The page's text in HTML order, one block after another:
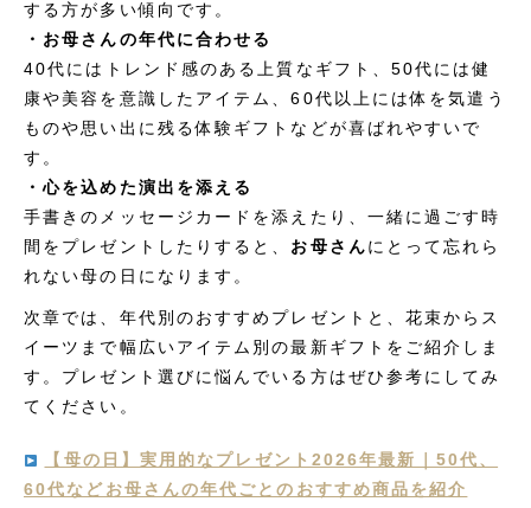
する方が多い傾向です。
・お母さんの年代に合わせる
40代にはトレンド感のある上質なギフト、50代には健
康や美容を意識したアイテム、60代以上には体を気遣う
ものや思い出に残る体験ギフトなどが喜ばれやすいで
す。
・心を込めた演出を添える
手書きのメッセージカードを添えたり、一緒に過ごす時
間をプレゼントしたりすると、 お母さんにとって忘れら
れない母の日になります。
次章では、年代別のおすすめプレゼントと、花束からス
イーツまで幅広いアイテム別の最新ギフトをご紹介しま
す。プレゼント選びに悩んでいる方はぜひ参考にしてみ
てください。
【母の日】実用的なプレゼント2026年最新｜50代、
60代などお母さんの年代ごとのおすすめ商品を紹介